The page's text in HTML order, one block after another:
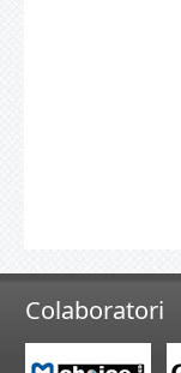
Colaboratori